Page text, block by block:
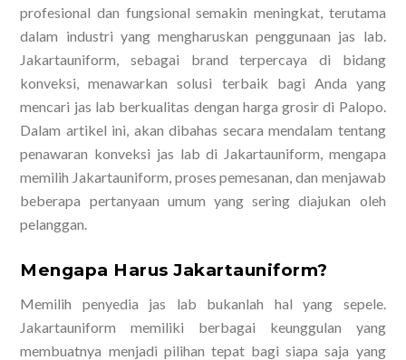
profesional dan fungsional semakin meningkat, terutama
dalam industri yang mengharuskan penggunaan jas lab.
Jakartauniform, sebagai brand terpercaya di bidang
konveksi, menawarkan solusi terbaik bagi Anda yang
mencari jas lab berkualitas dengan harga grosir di Palopo.
Dalam artikel ini, akan dibahas secara mendalam tentang
penawaran konveksi jas lab di Jakartauniform, mengapa
memilih Jakartauniform, proses pemesanan, dan menjawab
beberapa pertanyaan umum yang sering diajukan oleh
pelanggan.
Mengapa Harus Jakartauniform?
Memilih penyedia jas lab bukanlah hal yang sepele.
Jakartauniform memiliki berbagai keunggulan yang
membuatnya menjadi pilihan tepat bagi siapa saja yang